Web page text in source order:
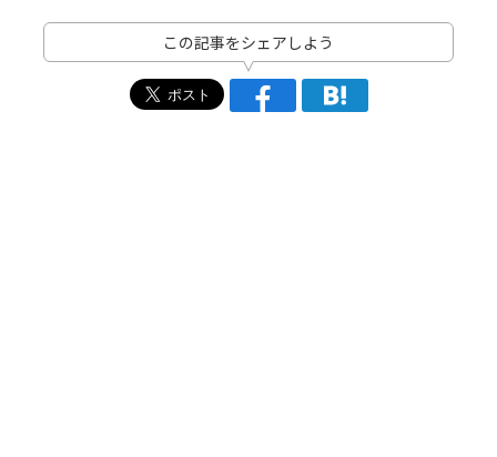
この記事をシェアしよう